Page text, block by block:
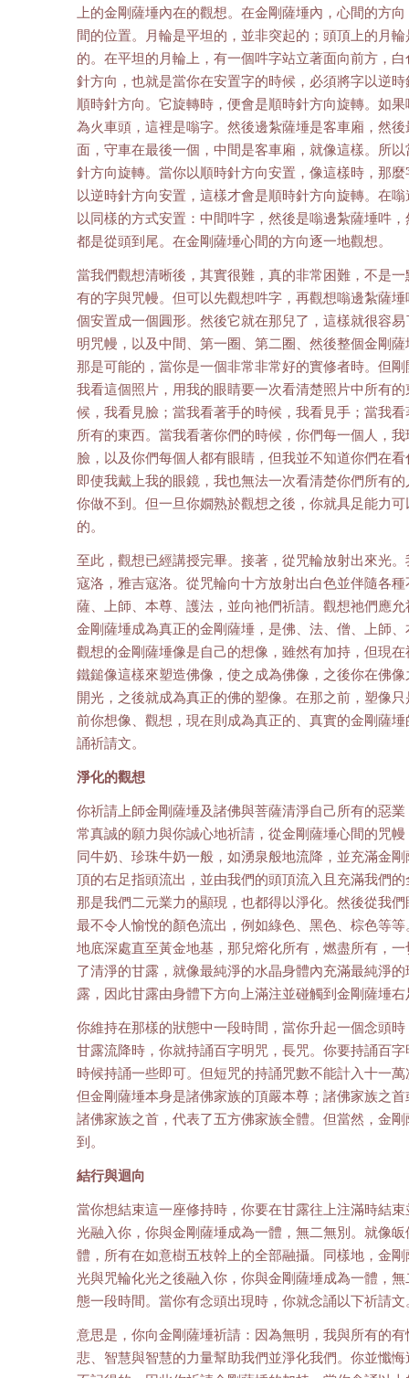
上的金剛薩埵內在的觀想。在金剛薩埵內，心間的方
間的位置。月輪是平坦的，並非突起的；頭頂上的月
的。在平坦的月輪上，有一個吽字站立著面向前方，
針方向，也就是當你在安置字的時候，必須將字以逆
順時針方向。它旋轉時，便會是順時針方向旋轉。如
為火車頭，這裡是嗡字。然後邊紮薩埵是客車廂，然
面，守車在最後一個，中間是客車廂，就像這樣。所
針方向旋轉。當你以順時針方向安置，像這樣時，那
以逆時針方向安置，這樣才會是順時針方向旋轉。在
以同樣的方式安置：中間吽字，然後是嗡邊紮薩埵吽
都是從頭到尾。在金剛薩埵心間的方向逐一地觀想。
當我們觀想清晰後，其實很難，真的非常困難，不是
有的字與咒幔。但可以先觀想吽字，再觀想嗡邊紮薩
個安置成一個圓形。然後它就在那兒了，這樣就很容
明咒幔，以及中間、第一圈、第二圈、然後整個金剛
那是可能的，當你是一個非常非常好的實修者時。但
我看這個照片，用我的眼睛要一次看清楚照片中所有
候，我看見臉；當我看著手的時候，我看見手；當我
所有的東西。當我看著你們的時候，你們每一個人，
臉，以及你們每個人都有眼睛，但我並不知道你們在
即使我戴上我的眼鏡，我也無法一次看清楚你們所有
你做不到。但一旦你嫺熟於觀想之後，你就具足能力
的。
至此，觀想已經講授完畢。接著，從咒輪放射出來光
寇洛，雅吉寇洛。從咒輪向十方放射出白色並伴隨各
薩、上師、本尊、護法，並向祂們祈請。觀想祂們應
金剛薩埵成為真正的金剛薩埵，是佛、法、僧、上師
觀想的金剛薩埵像是自己的想像，雖然有加持，但現
鐵鎚像這樣來塑造佛像，使之成為佛像，之後你在佛
開光，之後就成為真正的佛的塑像。在那之前，塑像
前你想像、觀想，現在則成為真正的、真實的金剛薩
誦祈請文。
淨化的觀想
你祈請上師金剛薩埵及諸佛與菩薩清淨自己所有的惡
常真誠的願力與你誠心地祈請，從金剛薩埵心間的咒
同牛奶、珍珠牛奶一般，如湧泉般地流降，並充滿金
頂的右足指頭流出，並由我們的頭頂流入且充滿我們
那是我們二元業力的顯現，也都得以淨化。然後從我
最不令人愉悅的顏色流出，例如綠色、黑色、棕色等
地底深處直至黃金地基，那兒熔化所有，燃盡所有，
了清淨的甘露，就像最純淨的水晶身體內充滿最純淨
露，因此甘露由身體下方向上滿注並碰觸到金剛薩埵
你維持在那樣的狀態中一段時間，當你升起一個念頭
甘露流降時，你就持誦百字明咒，長咒。你要持誦百
時候持誦一些即可。但短咒的持誦咒數不能計入十一
但金剛薩埵本身是諸佛家族的頂嚴本尊；諸佛家族之
諸佛家族之首，代表了五方佛家族全體。但當然，金
到。
結行與迴向
當你想結束這一座修持時，你要在甘露往上注滿時結
光融入你，你與金剛薩埵成為一體，無二無別。就像
體，所有在如意樹五枝幹上的全部融攝。同樣地，金
光與咒輪化光之後融入你，你與金剛薩埵成為一體，
態一段時間。當你有念頭出現時，你就念誦以下祈請文
意思是，你向金剛薩埵祈請：因為無明，我與所有的
悲、智慧與智慧的力量幫助我們並淨化我們。你並懺